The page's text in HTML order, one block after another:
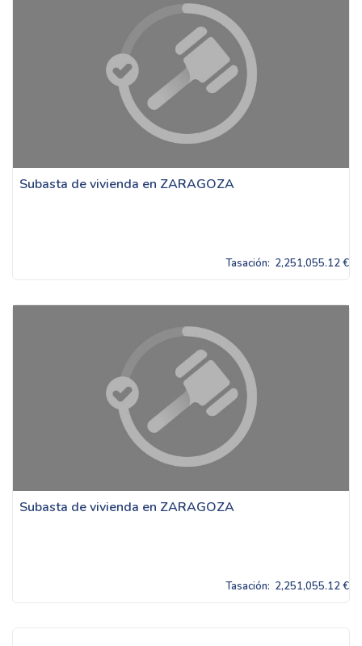
Subasta de vivienda en ZARAGOZA
Tasación: 2,251,055.12 €
Subasta de vivienda en ZARAGOZA
Tasación: 2,251,055.12 €